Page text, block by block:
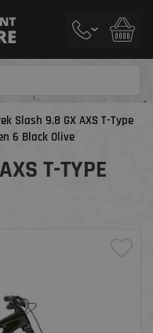
Slash 9.8 GX AXS T-Type
6 Black Olive
T-TYPE